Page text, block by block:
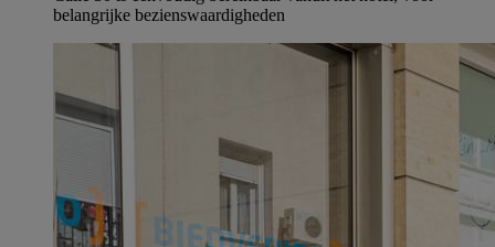
belangrijke bezienswaardigheden